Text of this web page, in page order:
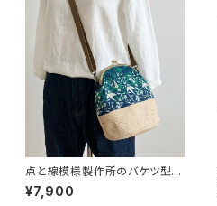
点と線模様製作所のバケツ型が
ま口バッグ(S)バード/ブルーグリ
ーン
¥7,900